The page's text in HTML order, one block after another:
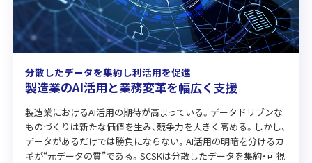
分散したデータを集約し利活用を促進
製造業のAI活用と業務変革を幅広く支援
製造業におけるAI活用の期待が高まっている。データドリブンな
ものづくりは新たな価値を生み、競争力を大きく高める。しかし、
データがあるだけでは勝負にならない。AI活用の明暗を分けるカ
ギが“元データの質”である。SCSKは分散したデータを集約・可視